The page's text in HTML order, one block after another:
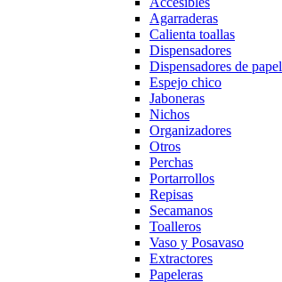
Agarraderas
Calienta toallas
Dispensadores
Dispensadores de papel
Espejo chico
Jaboneras
Nichos
Organizadores
Otros
Perchas
Portarrollos
Repisas
Secamanos
Toalleros
Vaso y Posavaso
Extractores
Papeleras